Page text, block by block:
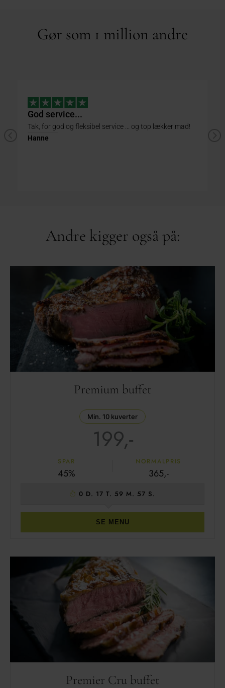
Gør som 1 million andre
God service...
Tak, for god og fleksibel service ... og top lækker mad!
Hanne
Andre kigger også på:
Premium buffet
Min. 10 kuverter
199,-
SPAR
45%
NORMALPRIS
365,-
0 D. 17 T. 59 M. 56 S.
SE MENU
Premier Cru buffet